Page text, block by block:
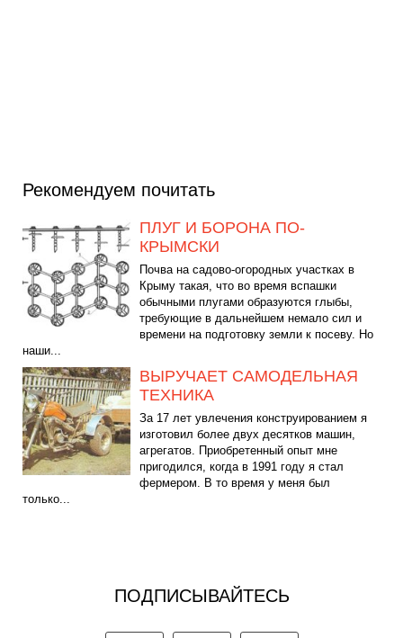
Рекомендуем почитать
ПЛУГ И БОРОНА ПО-
КРЫМСКИ
Почва на садово-огородных участках в
Крыму такая, что во время вспашки
обычными плугами образуются глыбы,
требующие в дальнейшем немало сил и
времени на подготовку земли к посеву. Но
наши...
ВЫРУЧАЕТ САМОДЕЛЬНАЯ
ТЕХНИКА
За 17 лет увлечения конструированием я
изготовил более двух десятков машин,
агрегатов. Приобретенный опыт мне
пригодился, когда в 1991 году я стал
фермером. В то время у меня был
только...
ПОДПИСЫВАЙТЕСЬ